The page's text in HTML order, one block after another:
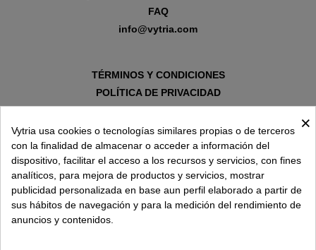
FAQ
info@vytria.com
TÉRMINOS Y CONDICIONES
POLÍTICA DE PRIVACIDAD
AVISO LEGAL
POLÍTICA DE COOKIES
SOBRE VYTRIA
×
Vytria usa cookies o tecnologías similares propias o de terceros
con la finalidad de almacenar o acceder a información del
dispositivo, facilitar el acceso a los recursos y servicios, con fines
analíticos, para mejora de productos y servicios, mostrar
publicidad personalizada en base aun perfil elaborado a partir de
sus hábitos de navegación y para la medición del rendimiento de
anuncios y contenidos.